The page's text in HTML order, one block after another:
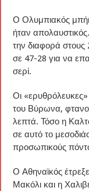
Ο Ολυμπιακός
ήταν
την διαφορά
σε 47-28 για να
σερί.
Οι
του Βύρωνα,
λεπτά. Τόσο η
σε αυτό το
προσωπικούς
Ο Αθηναϊκός
Μακόλι και η